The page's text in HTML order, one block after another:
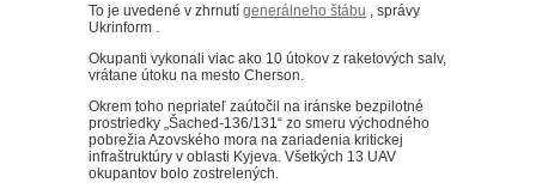
To je uvedené v zhrnutí generálneho štábu , správy
Ukrinform .
Okupanti vykonali viac ako 10 útokov z raketových salv,
vrátane útoku na mesto Cherson.
Okrem toho nepriateľ zaútočil na iránske bezpilotné
prostriedky „Šached-136/131“ zo smeru východného
pobrežia Azovského mora na zariadenia kritickej
infraštruktúry v oblasti Kyjeva. Všetkých 13 UAV
okupantov bolo zostrelených.